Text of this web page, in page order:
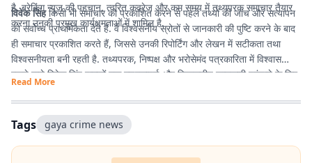
है. ब्रेकिंग न्यूज की पहचान, त्वरित कवरेज और कम समय में तथ्यपरक समाचार तैयार
करना उनकी प्रमुख कार्यक्षमताओं में शामिल है.
विवेक सिंहकिसी भी समाचार को प्रकाशित करने से पहले तथ्यों की जांच और सत्यापन
को सर्वोच्च प्राथमिकता देते हैं. वे विश्वसनीय स्रोतों से जानकारी की पुष्टि करने के बाद
ही समाचार प्रकाशित करते हैं, जिससे उनकी रिपोर्टिंग और लेखन में सटीकता तथा
विश्वसनीयता बनी रहती है. तथ्यपरक, निष्पक्ष और भरोसेमंद पत्रकारिता में विश्वास
रखने वाले विवेक सिंह पाठकों तक गुणवत्तापूर्ण और विश्वसनीय जानकारी पहुंचाने के लिए
प्रतिबद्ध हैं.
Read More
Tags gaya crime news